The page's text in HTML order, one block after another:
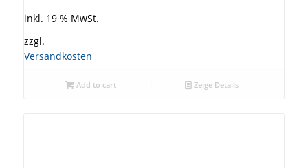
inkl. 19 % MwSt.
zzgl.
Versandkosten
Add to cart Zeige Details